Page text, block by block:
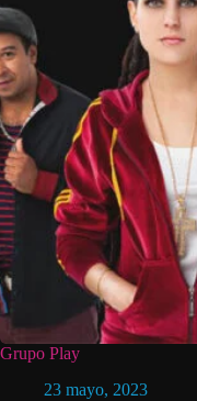
Grupo Play
23 mayo, 2023